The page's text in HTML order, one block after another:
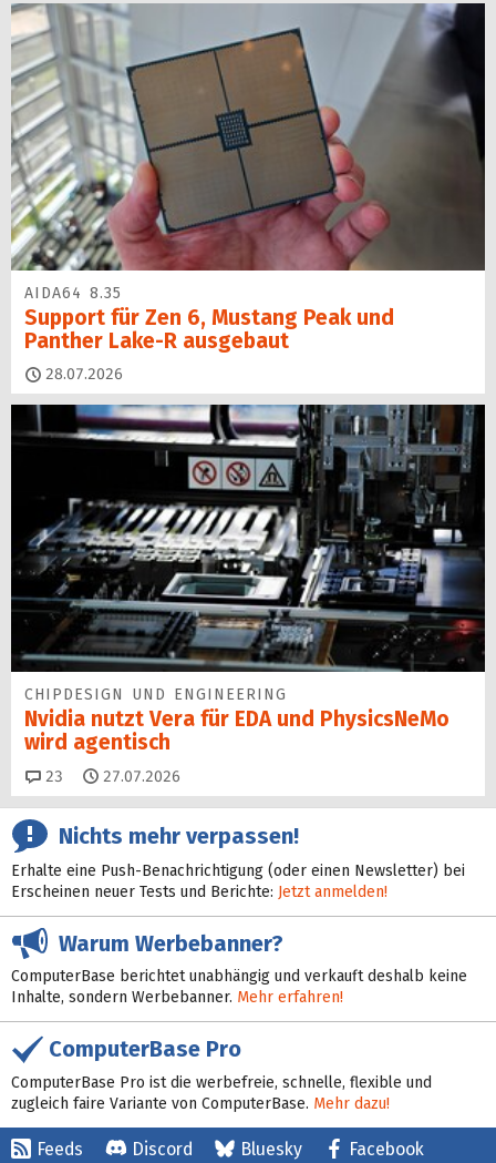
AIDA64 8.35
Support für Zen 6, Mustang Peak und
Panther Lake-R ausgebaut
28.07.2026
CHIPDESIGN UND ENGINEERING
Nvidia nutzt Vera für EDA und PhysicsNeMo
wird agentisch
23 Kommentare
27.07.2026
Nichts mehr verpassen!
Erhalte eine Push-Benachrichtigung (oder einen Newsletter) bei
Erscheinen neuer Tests und Berichte: Jetzt anmelden!
Warum Werbebanner?
ComputerBase berichtet unabhängig und verkauft deshalb keine
Inhalte, sondern Werbebanner. Mehr erfahren!
ComputerBase Pro
ComputerBase Pro ist die werbefreie, schnelle, flexible und
zugleich faire Variante von ComputerBase. Mehr dazu!
Feeds Discord Bluesky Facebook